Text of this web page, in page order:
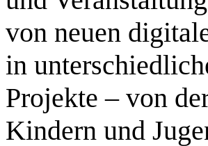
von neuen
in
Projekte – von
Kindern und